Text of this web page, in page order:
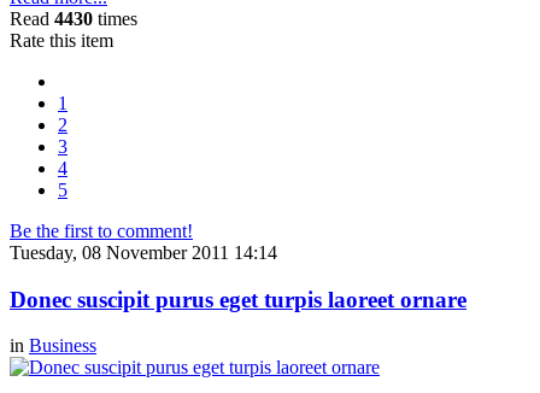
Read 4430 times
Rate this item
1
2
3
4
5
Be the first to comment!
Tuesday, 08 November 2011 14:14
Donec suscipit purus eget turpis laoreet ornare
in Business